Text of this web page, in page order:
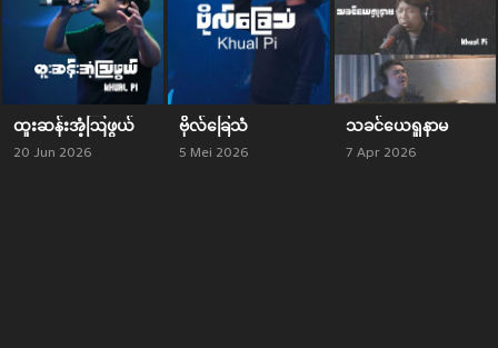
ထူးဆန်းအံ့ဩဖွယ်
20 Jun 2026
ဗိုလ်ခြေသံ
5 Mei 2026
သခင်ယေရှုနာမ
7 Apr 2026